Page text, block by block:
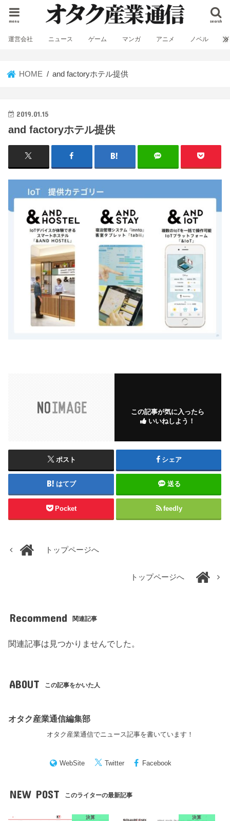
search
menu
運営会社 ニュース ゲーム マンガ アニメ ノベル
HOME and factoryホテル提供
2019.01.15
and factoryホテル提供
この記事が気に入ったら
いいねしよう！
ポスト シェア
はてブ 送る
Pocket feedly
トップページへ
トップページへ
Recommend 関連記事
関連記事は見つかりませんでした。
ABOUT この記事をかいた人
オタク産業通信編集部
オタク産業通信でニュース記事を書いています！
WebSite Twitter Facebook
NEW POST このライターの最新記事
決算 決算